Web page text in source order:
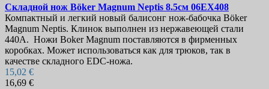
Складной нож Böker Magnum Neptis 8.5см 06EX408
Компактный и легкий новый балисонг нож-бабочка Böker
Magnum Neptis. Клинок выполнен из нержавеющей стали
440A. Ножи Boker Magnum поставляются в фирменных
коробках. Может использоваться как для трюков, так в
качестве складного EDC-ножа.
15,02 €
16,69 €